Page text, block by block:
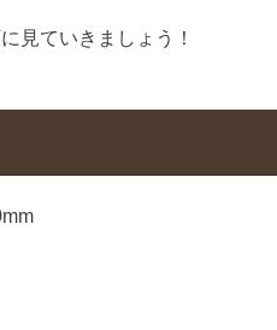
見ていきましょう！